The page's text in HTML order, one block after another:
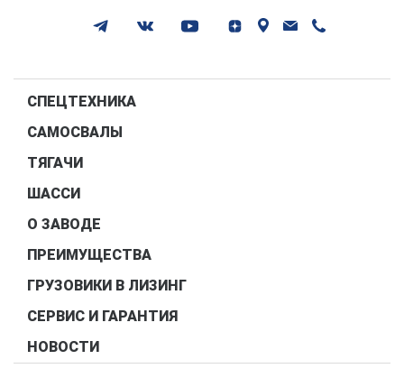
СПЕЦТЕХНИКА
САМОСВАЛЫ
ТЯГАЧИ
ШАССИ
О ЗАВОДЕ
ПРЕИМУЩЕСТВА
ГРУЗОВИКИ В ЛИЗИНГ
СЕРВИС И ГАРАНТИЯ
НОВОСТИ